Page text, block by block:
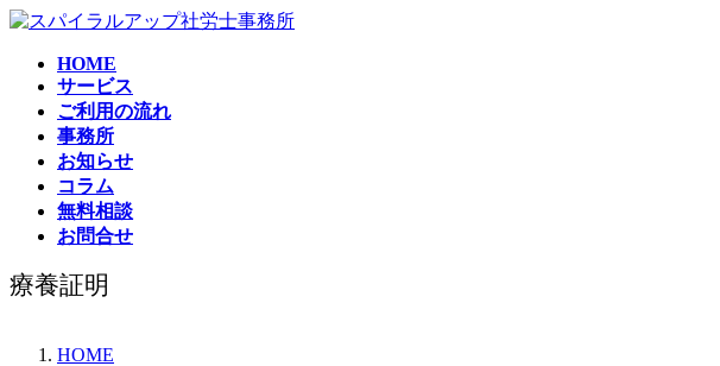
コ
ナ
HOME
サービス
ご利用の流れ
事務所
お知らせ
コラム
無料相談
お問合せ
療養証明
HOME